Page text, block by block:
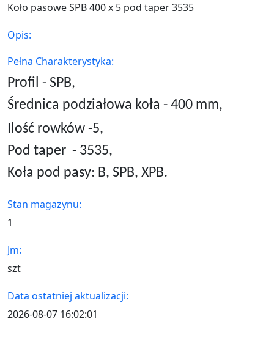
Koło pasowe SPB 400 x 5 pod taper 3535
Opis:
Pełna Charakterystyka:
Profil - SPB,
Średnica podziałowa koła - 400 mm,
Ilość rowków -5,
Pod taper - 3535,
Koła pod pasy: B, SPB, XPB.
Stan magazynu:
1
Jm:
szt
Data ostatniej aktualizacji:
2026-08-07 16:02:01